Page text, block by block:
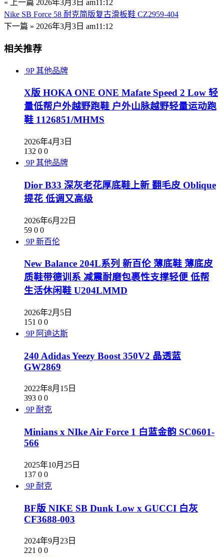
« 上一篇 2026年3月3日 am11:12
Nike SB Force 58 耐克简版复古滑板鞋 CZ2959-404
下一篇 » 2026年3月3日 am11:12
相关推荐
9P 其他品牌
X版 HOKA ONE ONE Mafate Speed 2 Low 轻
量低帮户外越野跑鞋 户外山脉越野轻量运动跑
鞋 1126851/MHMS
2026年4月3日
132 0 0
9P 其他品牌
Dior B33 深灰老花厚底鞋上新 翻毛皮 Oblique
提花 低调又高级
2026年6月22日
59 0 0
9P 新百伦
New Balance 204L系列 新百伦 薄底鞋 薄底皮
质鞋带德训系 减震耐磨包裹性支撑轻便 低帮
生活休闲鞋 U204LMMD
2026年2月5日
151 0 0
9P 阿迪达斯
240 Adidas Yeezy Boost 350V2 晶透蓝
GW2869
2022年8月15日
393 0 0
9P 耐克
Minians x NIke Air Force 1 白蓝金韵 SC0601-
566
2025年10月25日
137 0 0
9P 耐克
BF版 NIKE SB Dunk Low x GUCCI 白灰
CF3688-003
2024年9月23日
221 0 0